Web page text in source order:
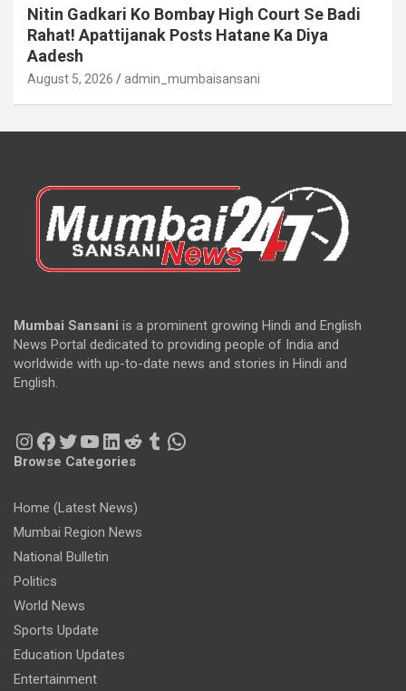
Nitin Gadkari Ko Bombay High Court Se Badi
Rahat! Apattijanak Posts Hatane Ka Diya
Aadesh
August 5, 2026 admin_mumbaisansani
Mumbai Sansani is a prominent growing Hindi and English
News Portal dedicated to providing people of India and
worldwide with up-to-date news and stories in Hindi and
English.
Instagram
Facebook
Twitter
YouTube
LinkedIn
Reddit
Tumblr
WhatsApp
Browse Categories
Home (Latest News)
Mumbai Region News
National Bulletin
Politics
World News
Sports Update
Education Updates
Entertainment